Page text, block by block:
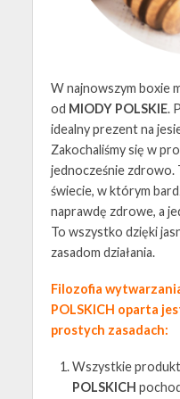
W najnowszym boxie
od MIODY POLSKIE.
idealny prezent na
Zakochaliśmy się w
jednocześnie zdrowo.
świecie, w którym
naprawdę zdrowe, a
To wszystko dzięki
zasadom działania.
Filozofia
POLSKICH oparta
prostych zasadach:
Wszystkie
POLSKICH